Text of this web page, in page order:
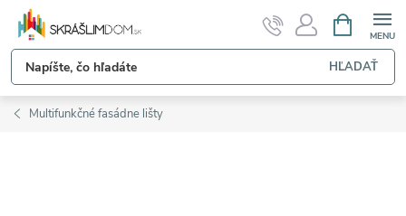
Prejsť
obsah
HĽADAŤ
KOŠÍK
Multifunkčné fasádne lišty